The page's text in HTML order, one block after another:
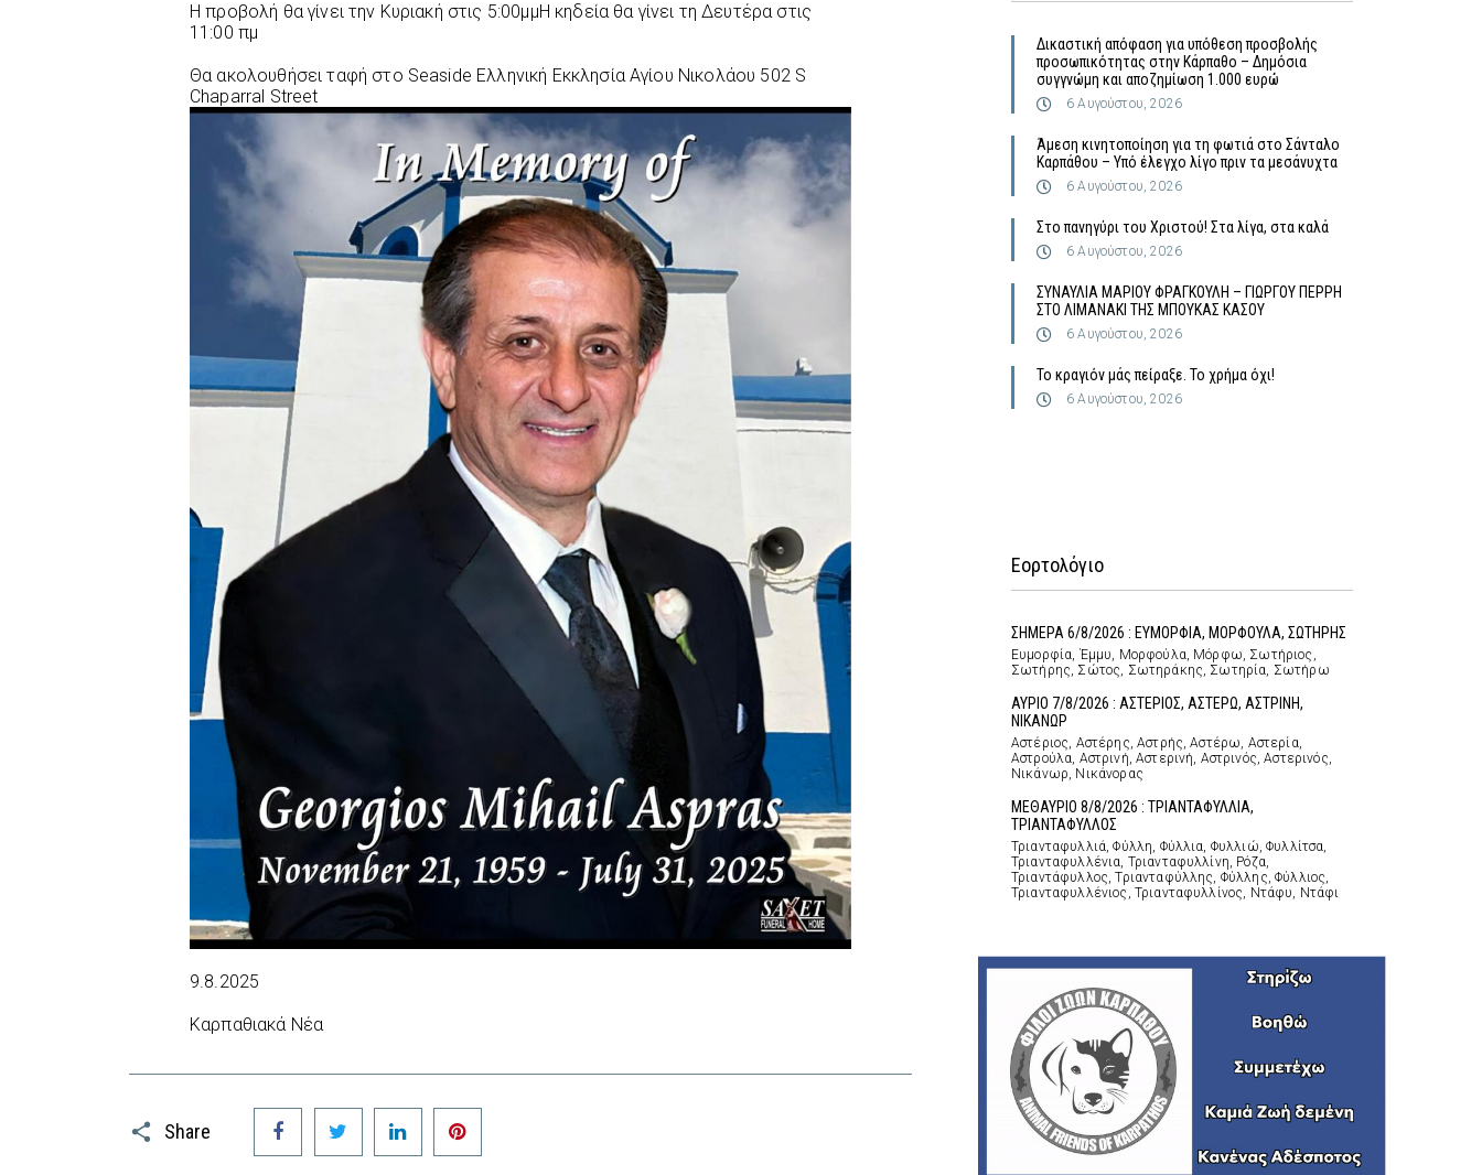
Η προβολή θα γίνει την Κυριακή στις 5:00μμΗ κηδεία θα γίνει τη Δευτέρα στις
11:00 πμ
Θα ακολουθήσει ταφή στο Seaside Ελληνική Εκκλησία Αγίου Νικολάου 502 S
Chaparral Street
9.8.2025
Καρπαθιακά Νέα
Share
Facebook Twitter LinkedIn
Δικαστική απόφαση για υπόθεση προσβολής
προσωπικότητας στην Κάρπαθο – Δημόσια
συγγνώμη και αποζημίωση 1.000 ευρώ
6 Αυγούστου, 2026
Άμεση κινητοποίηση για τη φωτιά στο Σάνταλο
Καρπάθου – Υπό έλεγχο λίγο πριν τα μεσάνυχτα
6 Αυγούστου, 2026
Στο πανηγύρι του Χριστού! Στα λίγα, στα καλά
6 Αυγούστου, 2026
ΣΥΝΑΥΛΙΑ ΜΑΡΙΟΥ ΦΡΑΓΚΟΥΛΗ – ΓΙΩΡΓΟΥ ΠΕΡΡΗ
ΣΤΟ ΛΙΜΑΝΑΚΙ ΤΗΣ ΜΠΟΥΚΑΣ ΚΑΣΟΥ
6 Αυγούστου, 2026
Το κραγιόν μάς πείραξε. Το χρήμα όχι!
6 Αυγούστου, 2026
Εορτολόγιο
ΣΗΜΕΡΑ 6/8/2026 : ΕΥΜΟΡΦΙΑ, ΜΟΡΦΟΥΛΑ, ΣΩΤΗΡΗΣ
Ευμορφία, Έμμυ, Μορφούλα, Μόρφω, Σωτήριος,
Σωτήρης, Σώτος, Σωτηράκης, Σωτηρία, Σωτήρω
ΑΥΡΙΟ 7/8/2026 : ΑΣΤΕΡΙΟΣ, ΑΣΤΕΡΩ, ΑΣΤΡΙΝΗ,
ΝΙΚΑΝΩΡ
Αστέριος, Αστέρης, Αστρής, Αστέρω, Αστερία,
Αστρούλα, Αστρινή, Αστερινή, Αστρινός, Αστερινός,
Νικάνωρ, Νικάνορας
ΜΕΘΑΥΡΙΟ 8/8/2026 : ΤΡΙΑΝΤΑΦΥΛΛΙΑ,
ΤΡΙΑΝΤΑΦΥΛΛΟΣ
Τριανταφυλλιά, Φύλλη, Φύλλια, Φυλλιώ, Φυλλίτσα,
Τριανταφυλλένια, Τριανταφυλλίνη, Ρόζα,
Τριαντάφυλλος, Τριανταφύλλης, Φύλλης, Φύλλιος,
Τριανταφυλλένιος, Τριανταφυλλίνος, Ντάφυ, Ντάφι